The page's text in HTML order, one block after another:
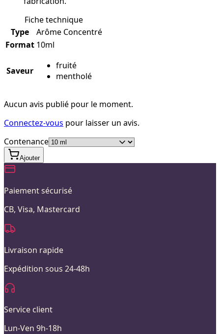
Fiche technique
Type
Arôme Concentré
Format 10ml
Saveur
fruité
mentholé
Aucun avis publié pour le moment.
Connectez-vous pour laisser un avis.
Contenance
Ajouter
Paiement sécurisé
CB, Visa, Mastercard
Livraison rapide
Expédition sous 24-48h
Service client
Lun-Ven 9h-18h